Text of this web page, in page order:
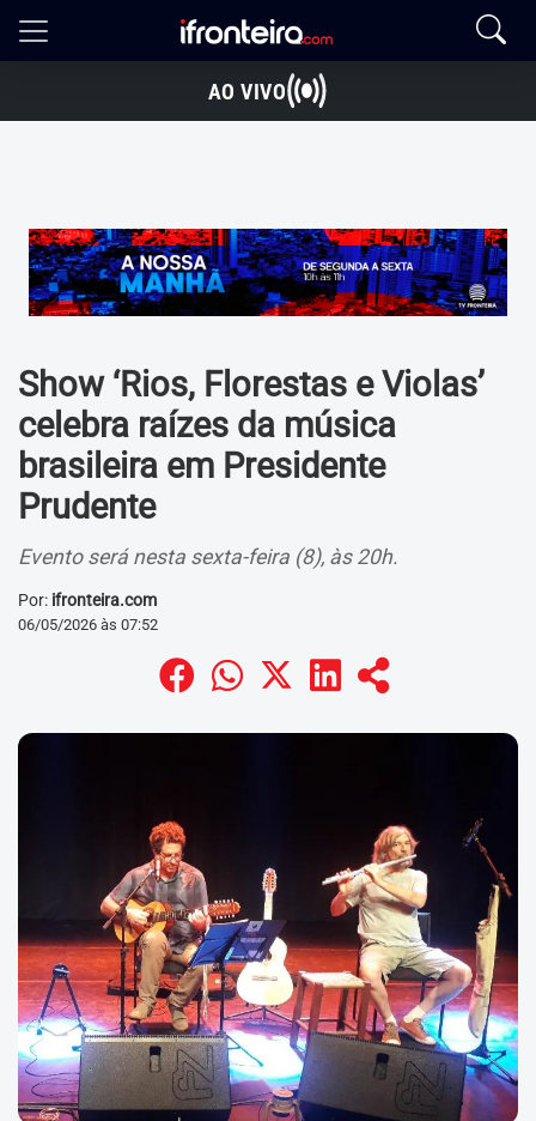
AO VIVO
Show ‘Rios, Florestas e Violas’
celebra raízes da música
brasileira em Presidente
Prudente
Evento será nesta sexta-feira (8), às 20h.
Por: ifronteira.com
06/05/2026 às 07:52